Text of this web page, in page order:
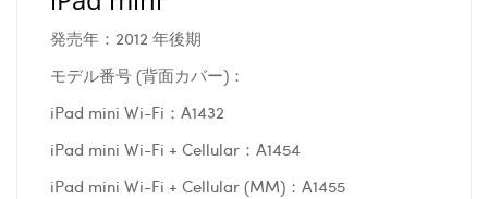
発売年：2012 年後期
モデル番号 (背面カバー)：
iPad mini Wi-Fi：A1432
iPad mini Wi-Fi + Cellular：A1454
iPad mini Wi-Fi + Cellular (MM)：A1455